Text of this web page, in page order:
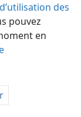
des
pouvez
en